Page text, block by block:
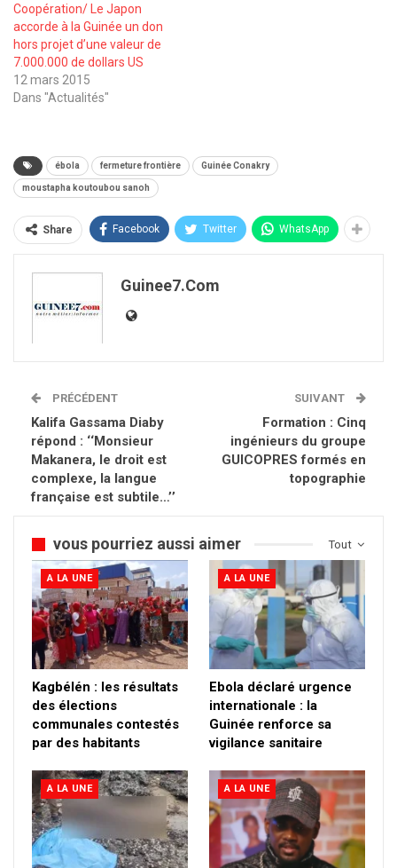
Coopération/ Le Japon
accorde à la Guinée un don
hors projet d’une valeur de
7.000.000 de dollars US
12 mars 2015
Dans "Actualités"
ébola fermeture frontière Guinée Conakry
moustapha koutoubou sanoh
Share Facebook Twitter WhatsApp
Guinee7.com
PRÉCÉDENT
Kalifa Gassama Diaby
répond : ‘‘Monsieur
Makanera, le droit est
complexe, la langue
française est subtile…’’
SUIVANT
Formation : Cinq
ingénieurs du groupe
GUICOPRES formés en
topographie
Tout
vous pourriez aussi aimer
A LA UNE
Kagbélén : les résultats
des élections
communales contestés
par des habitants
A LA UNE
Ebola déclaré urgence
internationale : la
Guinée renforce sa
vigilance sanitaire
A LA UNE A LA UNE